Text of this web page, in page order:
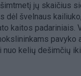
jų skaičius
dėl švelnaus
kaitos padariniais.
pavyko
nuo kelių dešimčių